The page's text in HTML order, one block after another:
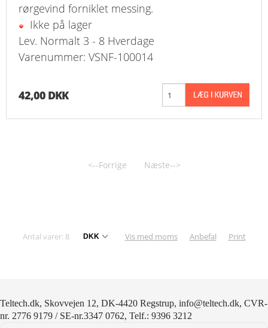
rørgevind forniklet messing.
Ikke på lager
Lev. Normalt 3 - 8 Hverdage
Varenummer: VSNF-100014
42,00 DKK
<--Forrige Næste-->
Antal varer: 8 Vis med moms Anbefal Print
Teltech.dk, Skovvejen 12, DK-4420 Regstrup, info@teltech.dk, CVR-
nr. 2776 9179 / SE-nr.3347 0762, Telf.: 9396 3212